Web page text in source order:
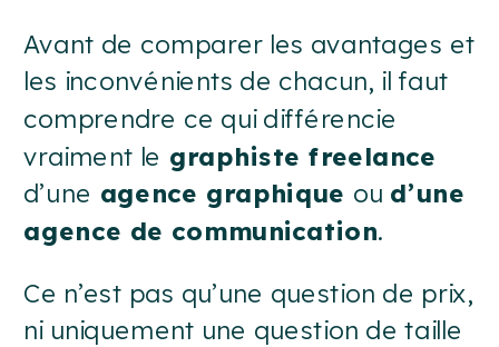
Avant de comparer les avantages et
les inconvénients de chacun, il faut
comprendre ce qui différencie
vraiment le graphiste freelance
d’une agence graphique ou d’une
agence de communication.
Ce n’est pas qu’une question de prix,
ni uniquement une question de taille